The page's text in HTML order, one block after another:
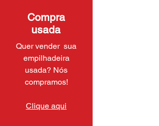
Compra
usada
Quer vender sua
empilhadeira
usada? Nós
compramos!
Clique aqui